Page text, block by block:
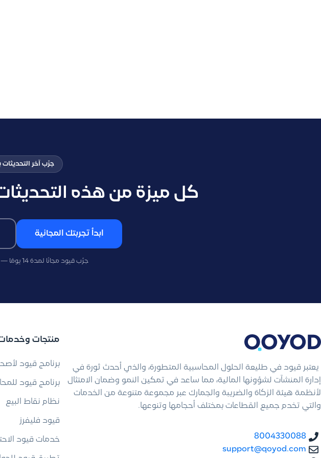
جرّب آخر
كل ميزة من هذه
ابدأ تجربتك المجانية
جرّب قيود مجانًا لمدة 14 يومًا — بدون بطاقة ائتمان.
يعتبر قيود في طليعة الحلول المحاسبية المتطورة، والذي أحدث ثورة في
إدارة المنشآت لشؤونها المالية، مما ساعد في تمكين النمو وضمان الامتثال
لأنظمة هيئة الزكاة والضريبة والجمارك عبر مجموعة متنوعة من الخدمات
والتي تخدم جميع القطاعات بمختلف أحجامها وتنوعها.
8004330088
support@qoyod.com
منتجات
برنامج قيود
برنامج قيود
نظام نقاط البيع
قيود فليفرز
خدمات قيود